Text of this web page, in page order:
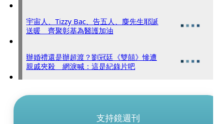
宇宙人、Tizzy Bac、告五人、麋先生耶誕
送暖 齊聚彰基為醫護加油
辦婚禮還是辦超渡？劉冠廷《雙囍》慘遭
親戚夾殺 網淚喊：這是紀錄片吧
支持鏡週刊